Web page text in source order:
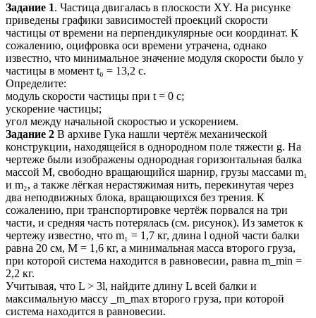
Задание 1. Частица двигалась в плоскости XY. На рисунке
приведены графики зависимостей проекций скорости
частицы от времени на перпендикулярные оси координат. К
сожалению, оцифровка оси времени утрачена, однако
известно, что минимальное значение модуля скорости было у
частицы в момент t₀ = 13,2 с.
Определите:
модуль скорости частицы при t = 0 с;
ускорение частицы;
угол между начальной скоростью и ускорением.
Задание 2 В архиве Гука нашли чертёж механической
конструкции, находящейся в однородном поле тяжести g. На
чертеже были изображены однородная горизонтальная балка
массой M, свободно вращающийся шарнир, грузы массами m₁
и m₂, а также лёгкая нерастяжимая нить, перекинутая через
два неподвижных блока, вращающихся без трения. К
сожалению, при транспортировке чертёж порвался на три
части, и средняя часть потерялась (см. рисунок). Из заметок к
чертежу известно, что m₁ = 1,7 кг, длина l одной части балки
равна 20 см, M = 1,6 кг, а минимальная масса второго груза,
при которой система находится в равновесии, равна m_min =
2,2 кг.
Учитывая, что L > 3l, найдите длину L всей балки и
максимальную массу _m_max второго груза, при которой
система находится в равновесии.